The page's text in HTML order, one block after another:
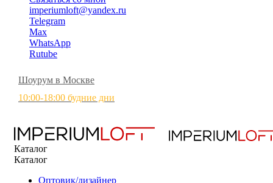
imperiumloft@yandex.ru
Telegram
Max
WhatsApp
Rutube
Шоурум в Москве
10:00-18:00 будние дни
Каталог
Каталог
Оптовик/дизайнер